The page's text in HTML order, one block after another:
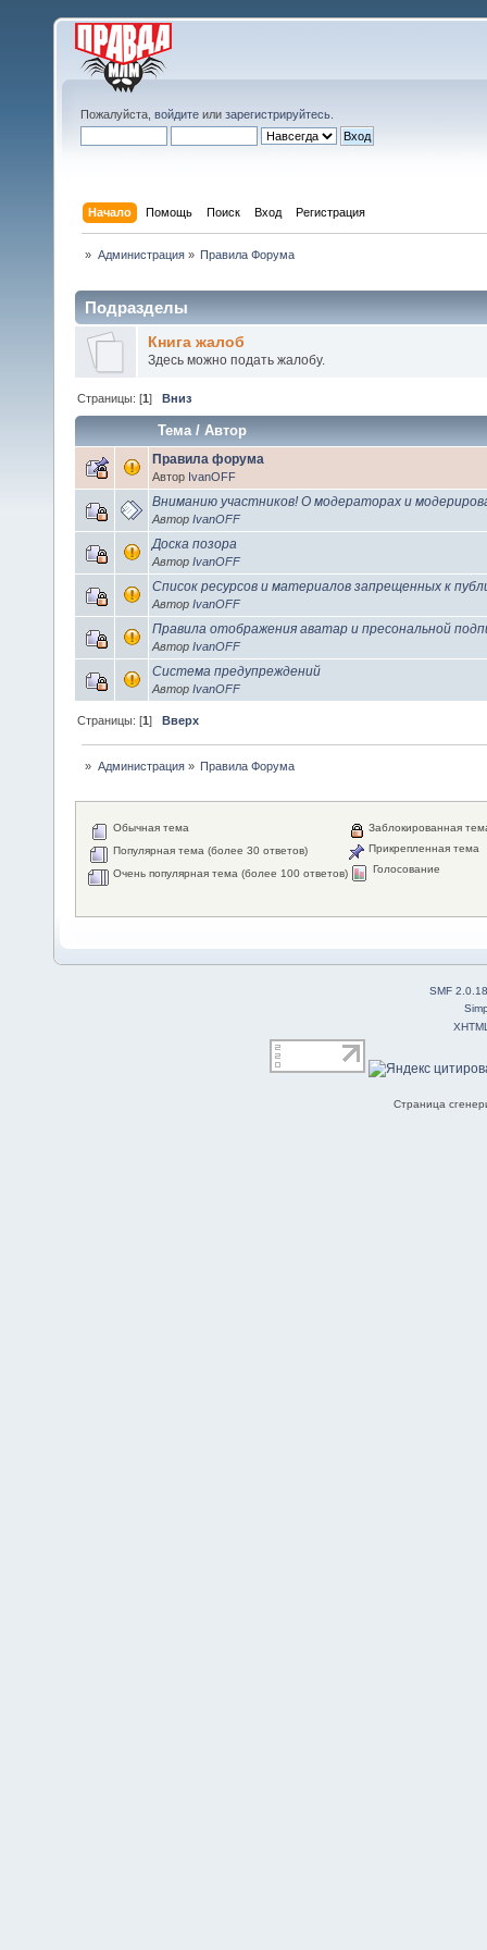
Пожалуйста, войдите или зарегистрируйтесь
Начало Помощь Поиск Вход Регистрация
» Администрация» Правила Форума
Подразделы
Книга жалоб
Здесь можно подать жалобу.
Страницы: [1]Вниз
Тема/Автор
Правила форума
Автор IvanOFF
Вниманию участников! О модераторах и
Автор IvanOFF
Доска позора
Автор IvanOFF
Список ресурсов и материалов запрещенных к
Автор IvanOFF
Правила отображения аватар и пресональной
Автор IvanOFF
Система предупреждений
Автор IvanOFF
Страницы: [1]Вверх
» Администрация» Правила Форума
Обычная тема
Популярная тема (более 30 ответов)
Очень популярная тема (более 100 ответов)
Заблокированная
Прикрепленная тема
Голосование
SMF 2.0.18
Страница